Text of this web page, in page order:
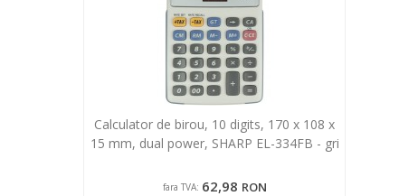
Calculator de birou, 10 digits, 170 x 108 x
15 mm, dual power, SHARP EL-334FB - gri
fara TVA: 62,98 RON